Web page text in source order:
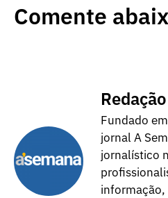
Comente
Redação
Fundado
jornal A
jornalístico